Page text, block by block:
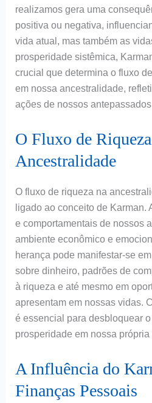
realizamos gera uma
positiva ou negativa,
vida atual, mas também as
prosperidade sistêmica,
crucial que determina o fluxo
em nossa ancestralidade,
ações de nossos
O Fluxo de
Ancestralidade
O fluxo de riqueza na
ligado ao conceito de Karman.
e comportamentais de nossos
ambiente econômico e
herança pode manifestar-se
sobre dinheiro, padrões de
à riqueza e até mesmo em
apresentam em nossas vidas.
é essencial para desbloquear
prosperidade em nossa própria
A Influência do
Finanças Pessoais